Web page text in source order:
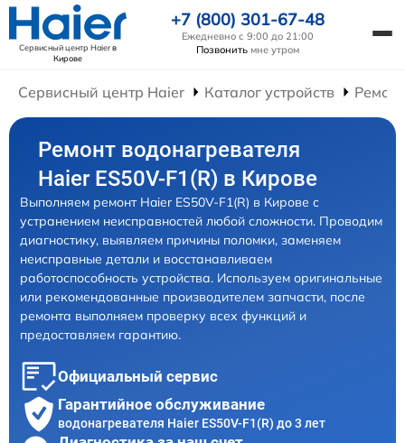
Сервисный центр Haierв
Кирове
+7 (800) 301-67-48
Ежедневно с 9:00 до 21:00
Позвонить мне утром
Сервисный центр Haier Каталог устройств
Ремонт водонагревателя
Haier ES50V-F1(R) в Кирове
Выполняем ремонт Haier ES50V-F1(R) в Кирове с
устранением неисправностей любой сложности. Проводим
диагностику, выявляем причины поломки, заменяем
неисправные детали и восстанавливаем
работоспособность устройства. Используем оригинальные
или рекомендованные производителем запчасти, после
ремонта выполняем проверку всех функций и
предоставляем гарантию.
Официальный сервис
Гарантийное обслуживание
водонагревателя Haier ES50V-F1(R) до 3 лет